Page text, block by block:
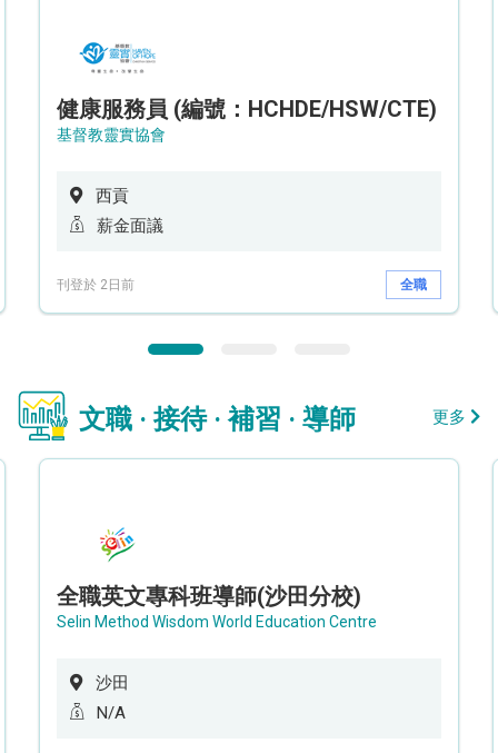
健康服務員 (編號：HCHDE/HSW/CTE)
基督教靈實協會
西貢
薪金面議
刊登於 2日前 全職
文職 · 接待 · 補習 · 導師 更多
全職英文專科班導師(沙田分校)
Selin Method Wisdom World Education Centre
沙田
N/A